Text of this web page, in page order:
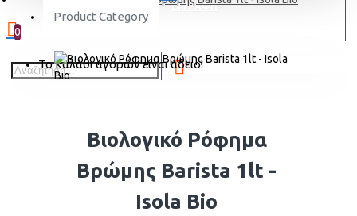
ΕΓΓΡΑΦΗ
Product Category
0
Το καλάθι αγορών είναι άδειο!
Βιολογικό Ρόφημα
Βρώμης Barista 1lt -
Isola Bio